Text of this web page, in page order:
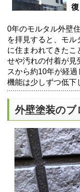
復
0年のモルタル外壁
を拝見すると、モル
に住まわれてきたこ
せや汚れの付着が見
スから約10年が経
機能は少しずつ低
外壁塗装の